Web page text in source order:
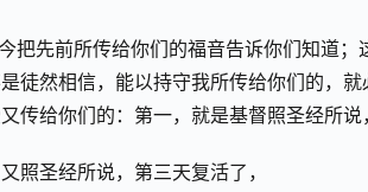
把先前所传给你们的福音告诉你们知道
徒然相信，能以持守我所传给你们的，就
传给你们的：第一，就是基督照圣经所说
照圣经所说，第三天复活了，